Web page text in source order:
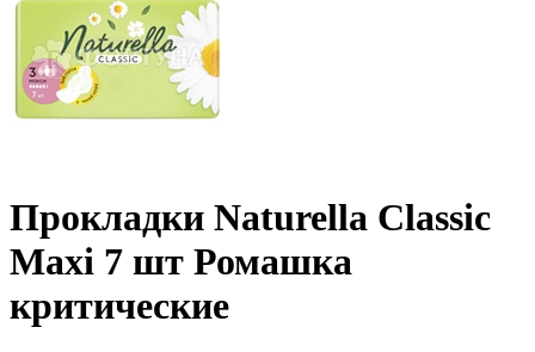
Прокладки Naturella Classic
Maxi 7 шт Ромашка
критические